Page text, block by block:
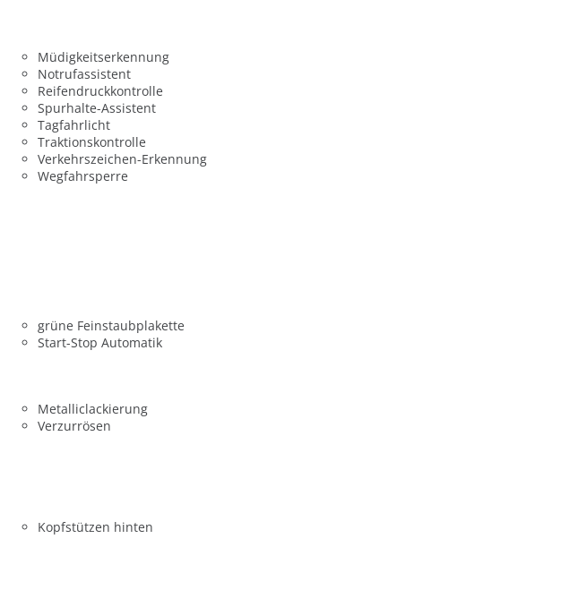
Müdigkeitserkennung
Notrufassistent
Reifendruckkontrolle
Spurhalte-Assistent
Tagfahrlicht
Traktionskontrolle
Verkehrszeichen-Erkennung
Wegfahrsperre
grüne Feinstaubplakette
Start-Stop Automatik
Metalliclackierung
Verzurrösen
Kopfstützen hinten